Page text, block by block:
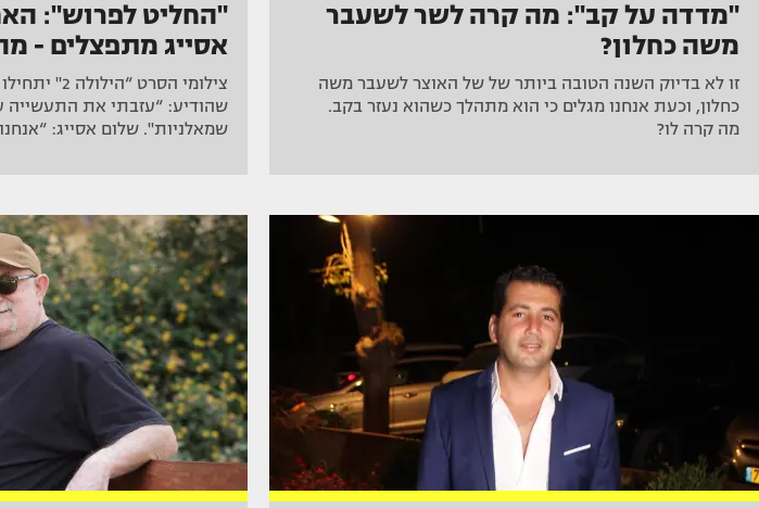
"מדדה על קב": מה קרה לשר לשעבר
משה כחלון?
זו לא בדיוק השנה הטובה ביותר של של האוצר לשעבר משה
כחלון, וכעת אנחנו מגלים כי הוא מתהלך כשהוא נעזר בקב.
מה קרה לו?
"החליט לפרוש":
אסייג מתפצלים -
צילומי הסרט
שהודיע: “עזבתי את התעשייה
שמאלניות". שלום אסייג: